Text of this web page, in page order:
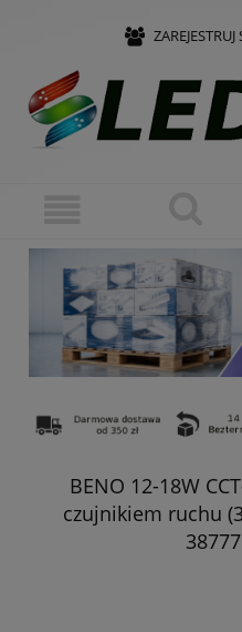
ZAREJESTRUJ
BENO 12-18W
czujnikiem ruchu